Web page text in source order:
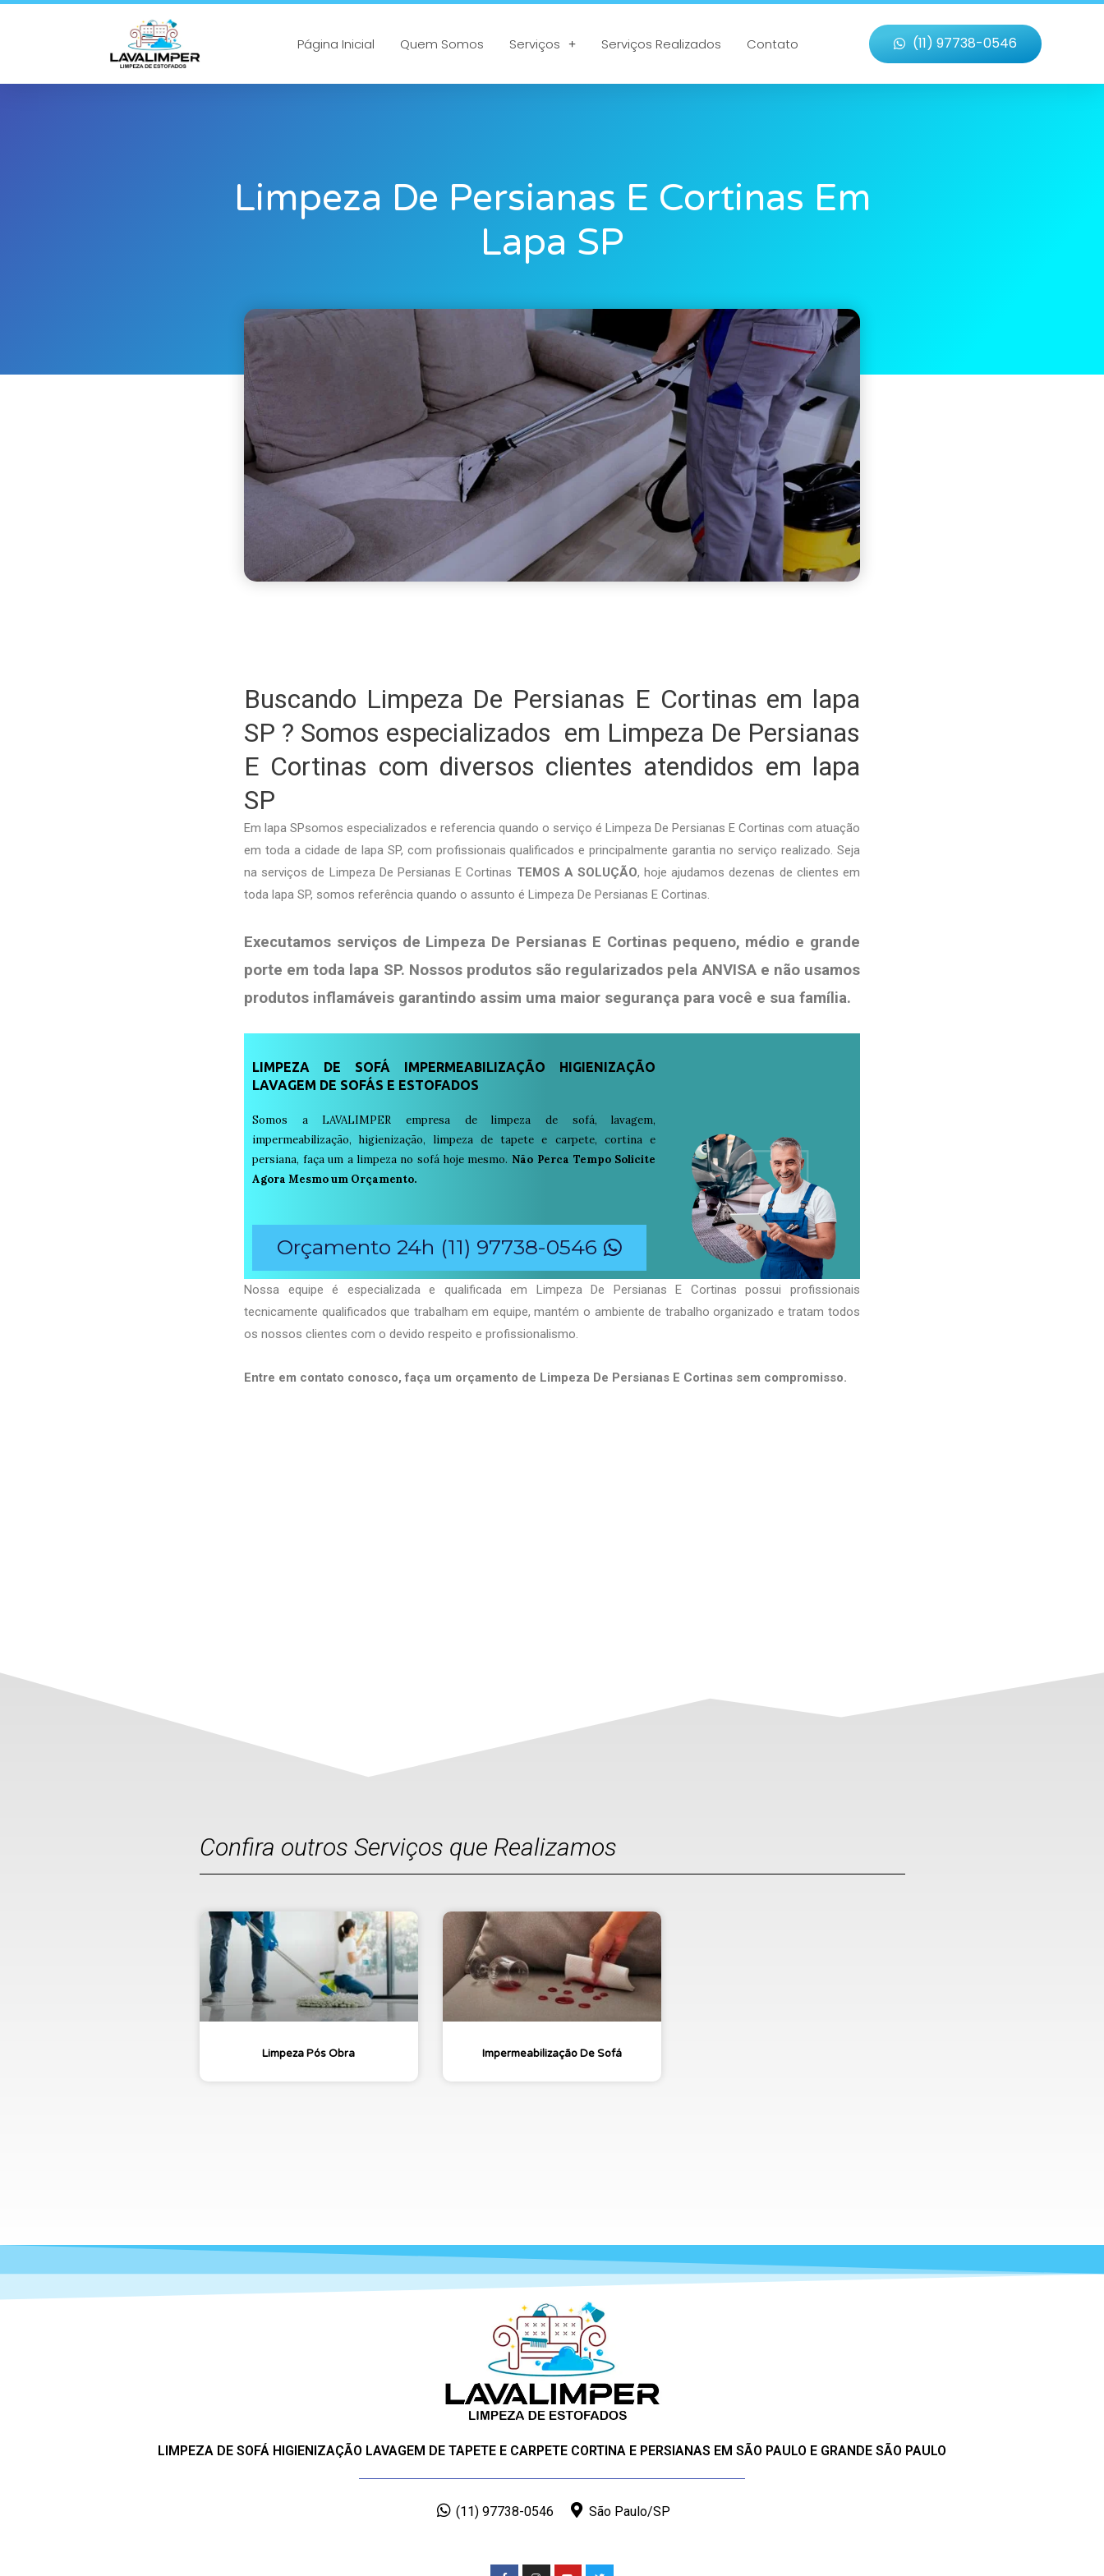
Página Inicial Quem Somos Serviços Serviços Realizados Contato (11) 97738-0546
Limpeza De Persianas E Cortinas Em
Lapa SP
Buscando Limpeza De Persianas E Cortinas em lapa
SP ? Somos especializados em Limpeza De Persianas
E Cortinas com diversos clientes atendidos em lapa
SP
Em lapa SPsomos especializados e referencia quando o serviço é Limpeza De Persianas E Cortinas com atuação
em toda a cidade de lapa SP, com profissionais qualificados e principalmente garantia no serviço realizado. Seja
na serviços de Limpeza De Persianas E Cortinas TEMOS A SOLUÇÃO, hoje ajudamos dezenas de clientes em
toda lapa SP, somos referência quando o assunto é Limpeza De Persianas E Cortinas.
Executamos serviços de Limpeza De Persianas E Cortinas pequeno, médio e grande
porte em toda lapa SP. Nossos produtos são regularizados pela ANVISA e não usamos
produtos inflamáveis garantindo assim uma maior segurança para você e sua família.
LIMPEZA DE SOFÁ IMPERMEABILIZAÇÃO HIGIENIZAÇÃO
LAVAGEM DE SOFÁS E ESTOFADOS
Somos a LAVALIMPER empresa de limpeza de sofá, lavagem,
impermeabilização, higienização, limpeza de tapete e carpete, cortina e
persiana, faça um a limpeza no sofá hoje mesmo. Não Perca Tempo Solicite
Agora Mesmo um Orçamento.
Orçamento 24h (11) 97738-0546
Nossa equipe é especializada e qualificada em Limpeza De Persianas E Cortinas possui profissionais
tecnicamente qualificados que trabalham em equipe, mantém o ambiente de trabalho organizado e tratam todos
os nossos clientes com o devido respeito e profissionalismo.
Entre em contato conosco, faça um orçamento de Limpeza De Persianas E Cortinas sem compromisso.
Confira outros Serviços que Realizamos
Limpeza Pós Obra Impermeabilização De Sofá
LIMPEZA DE SOFÁ HIGIENIZAÇÃO LAVAGEM DE TAPETE E CARPETE CORTINA E PERSIANAS EM SÃO PAULO E GRANDE SÃO PAULO
(11) 97738-0546 São Paulo/SP